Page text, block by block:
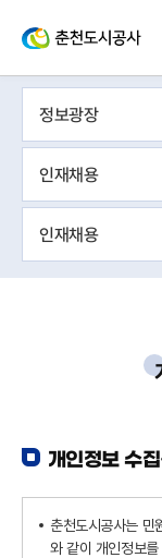
정보광장
인재채용
인재채용
개인정보 수집
춘천도시공사는 민
와 같이 개인정보를